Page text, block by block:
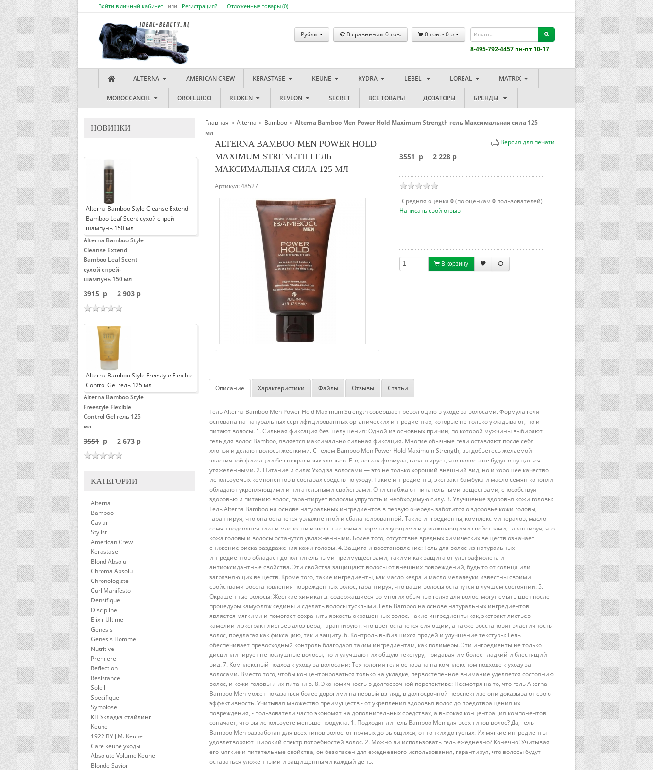
Войти в личный кабинет или Регистрация? Отложенные товары (0)
8-495-792-4457 пн-пт 10-17
Рубли В сравнении 0тов. 0тов. -0 p
ALTERNA AMERICAN CREW KERASTASE KEUNE KYDRA LEBEL LOREAL MATRIX
MOROCCANOIL OROFLUIDO REDKEN REVLON SECRET ВСЕ ТОВАРЫ ДОЗАТОРЫ БРЕНДЫ
НОВИНКИ
Alterna Bamboo Style Cleanse Extend
Bamboo Leaf Scent сухой спрей-
шампунь 150 мл
Alterna Bamboo Style
Cleanse Extend
Bamboo Leaf Scent
сухой спрей-
шампунь 150 мл
3915 p 2 903 p
Alterna Bamboo Style Freestyle Flexible
Control Gel гель 125 мл
Alterna Bamboo Style
Freestyle Flexible
Control Gel гель 125
мл
3551 p 2 673 p
КАТЕГОРИИ
Alterna
Bamboo
Caviar
Stylist
American Crew
Kerastase
Blond Absolu
Chroma Absolu
Chronologiste
Curl Manifesto
Densifique
Discipline
Elixir Ultime
Genesis
Genesis Homme
Nutritive
Premiere
Reflection
Resistance
Soleil
Specifique
Symbiose
КП Укладка стайлинг
Keune
1922 BY J.M. Keune
Care keune уходы
Absolute Volume Keune
Blonde Savior
Главная » Alterna » Bamboo » Alterna Bamboo Men Power Hold Maximum Strength гель Максимальная сила 125
мл
ALTERNA BAMBOO MEN POWER HOLD
MAXIMUM STRENGTH ГЕЛЬ
МАКСИМАЛЬНАЯ СИЛА 125 МЛ
Артикул:48527
Версия для печати
3551 p 2 228 p
Cредняя оценка 0(по оценкам 0 пользователей)
Написать свой отзыв
В корзину
Описание Характеристики Файлы Отзывы Статьи
Гель Alterna Bamboo Men Power Hold Maximum Strength совершает революцию в уходе за волосами. Формула геля
основана на натуральных сертифицированных органических ингредиентах, которые не только укладывают, но и
питают волосы. 1. Сильная фиксация без шелушения: Одной из основных причин, по которой мужчины выбирают
гель для волос Bamboo, является максимально сильная фиксация. Многие обычные гели оставляют после себя
хлопья и делают волосы жесткими. С гелем Bamboo Men Power Hold Maximum Strength, вы добьётесь желаемой
эластичной фиксации без некрасивых хлопьев. Его, легкая формула, гарантирует, что волосы не будут ощущаться
утяжеленными. 2. Питание и сила: Уход за волосами — это не только хороший внешний вид, но и хорошее качество
используемых компонентов в составах средств по уходу. Такие ингредиенты, экстракт бамбука и масло семян конопли
обладают укрепляющими и питательными свойствами. Они снабжают питательными веществами, способствуя
здоровью и питанию волос, гарантирует волосам упругость и необходимую силу. 3. Улучшение здоровья кожи головы:
Гель Alterna Bamboo на основе натуральных ингредиентов в первую очередь заботится о здоровье кожи головы,
гарантируя, что она останется увлажненной и сбалансированной. Такие ингредиенты, комплекс минералов, масло
семян подсолнечника и масло ши известны своими нормализующими и увлажняющими свойствами, гарантируя, что
кожа головы и волосы останутся увлажненными. Более того, отсутствие вредных химических веществ означает
снижение риска раздражения кожи головы. 4. Защита и восстановление: Гель для волос из натуральных
ингредиентов обладает дополнительными преимуществами, такими как защита от ультрафиолета и
антиоксидантные свойства. Эти свойства защищают волосы от внешних повреждений, будь то от солнца или
загрязняющих веществ. Кроме того, такие ингредиенты, как масло кедра и масло мелалеуки известны своими
свойствами восстановления поврежденных волос, гарантируя, что ваши волосы останутся в лучшем состоянии. 5.
Окрашенные волосы: Жесткие химикаты, содержащиеся во многих обычных гелях для волос, могут смыть цвет после
процедуры камуфляж седины и сделать волосы тусклыми. Гель Bamboo на основе натуральных ингредиентов
является мягкими и помогает сохранить яркость окрашенных волос. Такие ингредиенты как, экстракт листьев
камелии и экстракт листьев алоэ вера, гарантируют, что цвет останется сияющим, а также восстановят эластичность
волос, предлагая как фиксацию, так и защиту. 6. Контроль выбившихся прядей и улучшение текстуры: Гель
обеспечивает превосходный контроль благодаря таким ингредиентам, как полимеры. Эти ингредиенты не только
дисциплинирует непослушные волосы, но и улучшают их общую текстуру, придавая им более гладкий и блестящий
вид. 7. Комплексный подход к уходу за волосами: Технология геля основана на комплексном подходе к уходу за
волосами. Вместо того, чтобы концентрироваться только на укладке, первостепенное внимание уделяется состоянию
волос, и кожи головы и их питанию. 8. Экономичность в долгосрочной перспективе: Несмотря на то, что гель Alterna
Bamboo Men может показаться более дорогими на первый взгляд, в долгосрочной перспективе они доказывают свою
эффективность. Учитывая множество преимуществ - от укрепления здоровья волос до предотвращения их
повреждения, - пользователи часто экономят на дополнительных средствах, а высокая концентрация компонентов
означает, что вы используете меньше продукта. 1. Подходят ли гель Bamboo Men для всех типов волос? Да, гель
Bamboo Men разработан для всех типов волос: от прямых до вьющихся, от тонких до густых. Их мягкие ингредиенты
удовлетворяют широкий спектр потребностей волос. 2. Можно ли использовать гель ежедневно? Конечно! Учитывая
его мягкие и питательные свойства, он безопасен для ежедневного использования, гарантируя, что волосы будут
оставаться уложенными и защищенными каждый день.